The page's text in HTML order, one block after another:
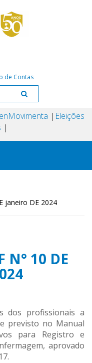
de Contas
Movimenta Eleições
janeiro DE 2024
N° 10 DE
dos profissionais a
previsto no Manual
para Registro e
aprovado